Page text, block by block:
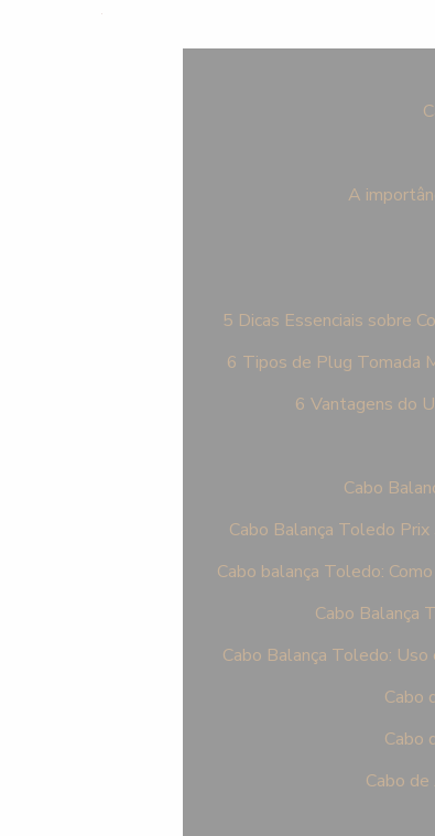
A
5 Dicas Essenciais sobre
6 Tipos de Plug Tomada
6 Vantagens do
Cabo
Cabo Balança Toledo
Cabo balança Toledo:
Cabo Balança
Cabo Balança Toledo: Uso
Cabo
Cabo
Cabo